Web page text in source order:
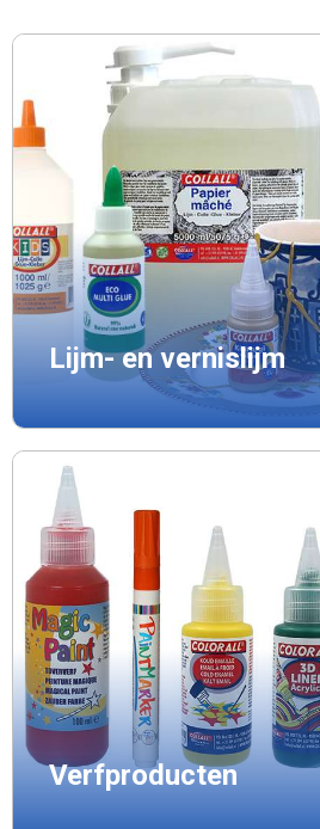
Lijm- en vernislijm
Verfproducten